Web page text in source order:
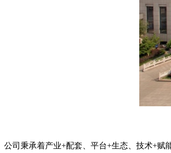
公司秉承着产业+配套、平台+生态、技术+赋